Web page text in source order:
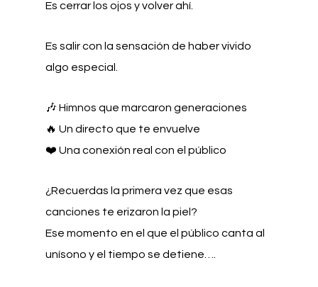
Es cerrar los ojos y volver ahí.
Es salir con la sensación de haber vivido
algo especial.
🎶 Himnos que marcaron generaciones
🔥 Un directo que te envuelve
❤️ Una conexión real con el público
¿Recuerdas la primera vez que esas
canciones te erizaron la piel?
Ese momento en el que el público canta al
unísono y el tiempo se detiene….